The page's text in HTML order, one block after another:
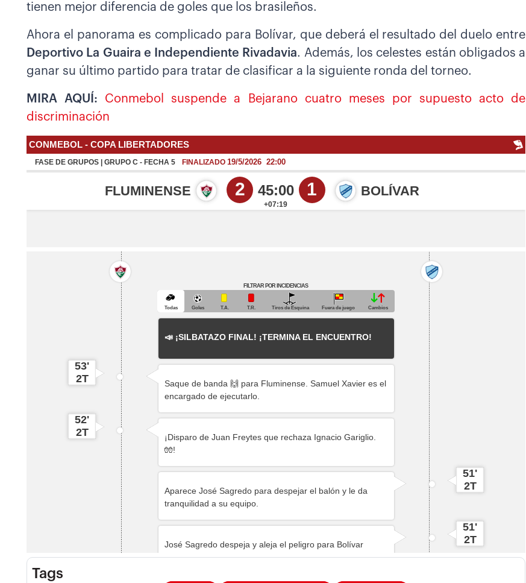
tienen mejor diferencia de goles que los brasileños.
Ahora el panorama es complicado para Bolívar, que deberá el resultado del duelo entre
Deportivo La Guaira e Independiente Rivadavia. Además, los celestes están obligados a
ganar su último partido para tratar de clasificar a la siguiente ronda del torneo.
MIRA AQUÍ: Conmebol suspende a Bejarano cuatro meses por supuesto acto de
discriminación
Tags